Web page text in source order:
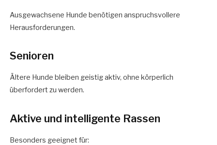
Ausgewachsene Hunde benötigen anspruchsvollere
Herausforderungen.
Senioren
Ältere Hunde bleiben geistig aktiv, ohne körperlich
überfordert zu werden.
Aktive und intelligente Rassen
Besonders geeignet für: